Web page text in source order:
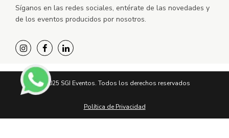
Síganos en las redes sociales, entérate de las novedades y
de los eventos producidos por nosotros.
©2025 SGI Eventos. Todos los derechos reservados
Política de Privacidad